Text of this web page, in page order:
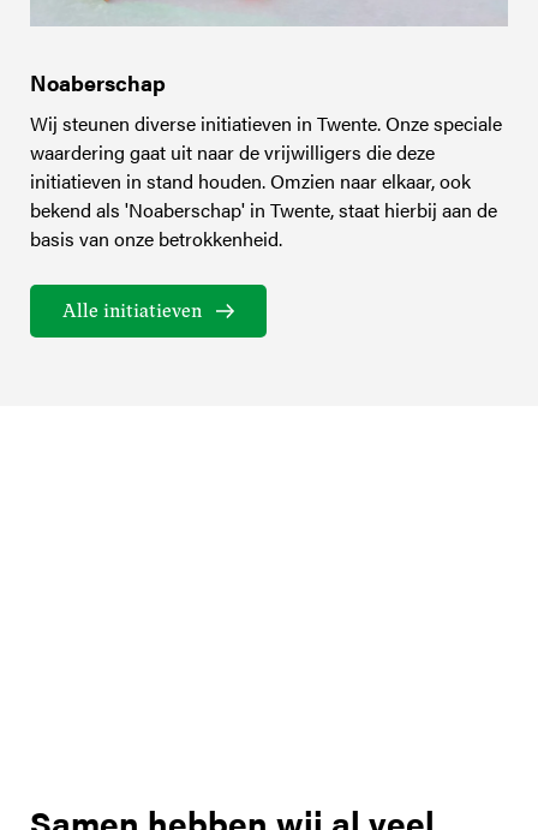
Noaberschap
Wij steunen diverse initiatieven in Twente. Onze speciale
waardering gaat uit naar de vrijwilligers die deze
initiatieven in stand houden. Omzien naar elkaar, ook
bekend als 'Noaberschap' in Twente, staat hierbij aan de
basis van onze betrokkenheid.
Alle initiatieven